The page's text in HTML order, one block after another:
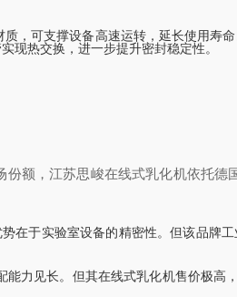
，可支撑设备高速运转，延长使用寿
现热交换，进一步提升密封稳定性。
额，江苏思峻在线式乳化机依托
在于实验室设备的精密性。但该品牌
力见长。但其在线式乳化机售价极高